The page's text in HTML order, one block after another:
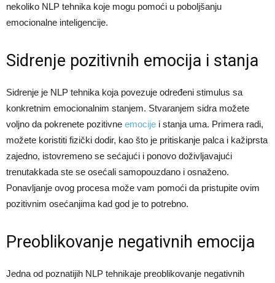
nekoliko NLP tehnika koje mogu pomoći u poboljšanju
emocionalne inteligencije.
Sidrenje pozitivnih emocija i stanja
Sidrenje je NLP tehnika koja povezuje određeni stimulus sa
konkretnim emocionalnim stanjem. Stvaranjem sidra možete
voljno da pokrenete pozitivne emocije i stanja uma. Primera radi,
možete koristiti fizički dodir, kao što je pritiskanje palca i kažiprsta
zajedno, istovremeno se sećajući i ponovo doživljavajući
trenutakkada ste se osećali samopouzdano i osnaženo.
Ponavljanje ovog procesa može vam pomoći da pristupite ovim
pozitivnim osećanjima kad god je to potrebno.
Preoblikovanje negativnih emocija
Jedna od poznatijih NLP tehnikaje preoblikovanje negativnih